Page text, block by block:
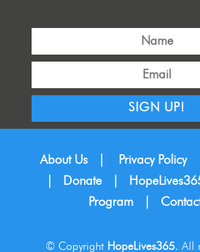
SIGN UP!
About Us Privacy Policy
Donate
Program
© Copyright HopeLives365. All